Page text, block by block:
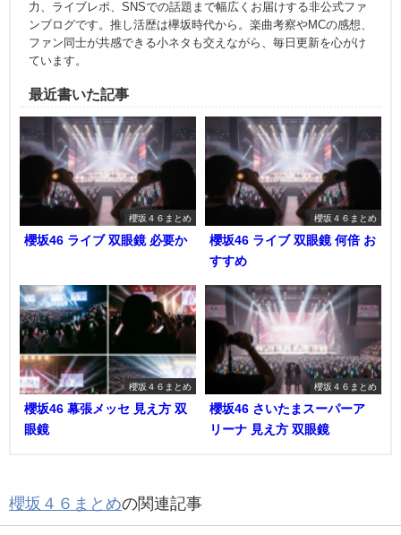
力、ライブレポ、SNSでの話題まで幅広くお届けする非公式ファ
ンブログです。推し活歴は欅坂時代から。楽曲考察やMCの感想、
ファン同士が共感できる小ネタも交えながら、毎日更新を心がけ
ています。
最近書いた記事
櫻坂４６まとめ
櫻坂46 ライブ 双眼鏡 必要か
櫻坂４６まとめ
櫻坂46 ライブ 双眼鏡 何倍 お
すすめ
櫻坂４６まとめ
櫻坂46 幕張メッセ 見え方 双
眼鏡
櫻坂４６まとめ
櫻坂46 さいたまスーパーア
リーナ 見え方 双眼鏡
櫻坂４６まとめの関連記事